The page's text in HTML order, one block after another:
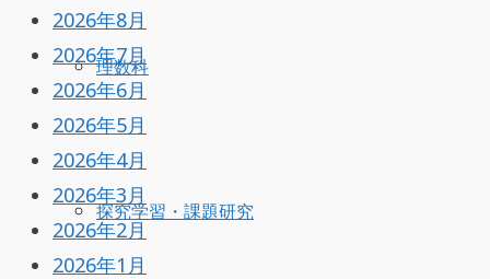
理数科
探究学習・課題研究
2026年8月
2026年7月
2026年6月
2026年5月
2026年4月
2026年3月
2026年2月
2026年1月